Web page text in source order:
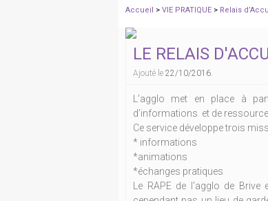
Accueil > VIE PRATIQUE > Relais
LE RELAIS
Ajouté le 22/10/2016.
L’agglo met en place à
d’informations et de
Ce service développe trois
* informations
*animations
*échanges pratiques
Le RAPE de l'agglo de